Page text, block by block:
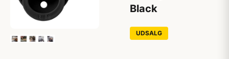
Black
UDSALG